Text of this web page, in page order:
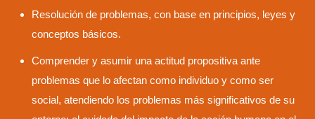
Resolución de problemas, con base en principios, leyes y
conceptos básicos.
Comprender y asumir una actitud propositiva ante
problemas que lo afectan como individuo y como ser
social, atendiendo los problemas más significativos de su